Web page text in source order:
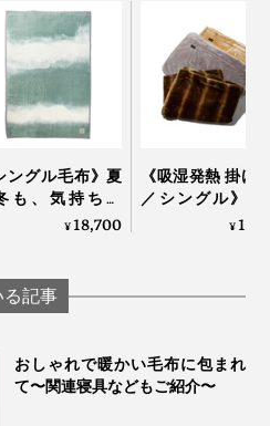
で、人間の肌や青空や雲、緑
の光の反射率も同じく平均
目は、力みのないリラックス
』のグレーを見る時
いると言えるでしょう。ま
ングル毛布》夏
も、気持ちい
綿毛布の自然な
）
¥18,700
《吸湿発熱 掛け
／シングル》1
5℃アップ！ 軽
¥
る記事
おしゃれで暖かい毛布に包まれ
て〜関連寝具などもご紹介〜